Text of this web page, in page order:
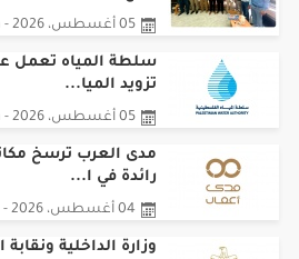
05 أغسطس، 2026 - 05:08pm
سلطة المياه تعمل
تزويد الميا...
05 أغسطس، 2026 - 05:08pm
مدى العرب ترسخ
رائدة في ا...
04 أغسطس، 2026 - 01:08pm
وزارة الداخلية